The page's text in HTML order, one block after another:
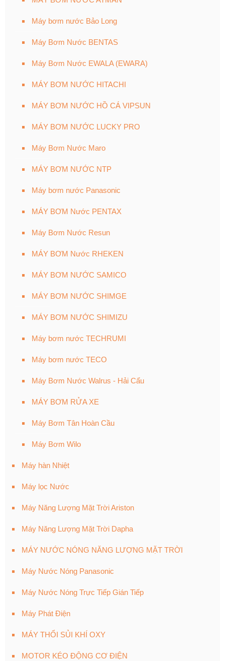
Máy bơm nước Bảo Long
Máy Bơm Nước BENTAS
Máy Bơm Nước EWALA (EWARA)
MÁY BƠM NƯỚC HITACHI
MÁY BƠM NƯỚC HỒ CÁ VIPSUN
MÁY BƠM NƯỚC LUCKY PRO
Máy Bơm Nước Maro
MÁY BƠM NƯỚC NTP
Máy bơm nước Panasonic
MÁY BƠM Nước PENTAX
Máy Bơm Nước Resun
MÁY BƠM Nước RHEKEN
MÁY BƠM NƯỚC SAMICO
MÁY BƠM NƯỚC SHIMGE
MÁY BƠM NƯỚC SHIMIZU
Máy bơm nước TECHRUMI
Máy bơm nước TECO
Máy Bơm Nước Walrus - Hải Cẩu
MÁY BƠM RỬA XE
Máy Bơm Tân Hoàn Cầu
Máy Bơm Wilo
Máy hàn Nhiệt
Máy lọc Nước
Máy Năng Lượng Mặt Trời Ariston
Máy Năng Lượng Mặt Trời Dapha
MÁY NƯỚC NÓNG NĂNG LƯỢNG MẶT TRỜI
Máy Nước Nóng Panasonic
Máy Nước Nóng Trực Tiếp Gián Tiếp
Máy Phát Điện
MÁY THỔI SỦI KHÍ OXY
MOTOR KÉO ĐỘNG CƠ ĐIỆN